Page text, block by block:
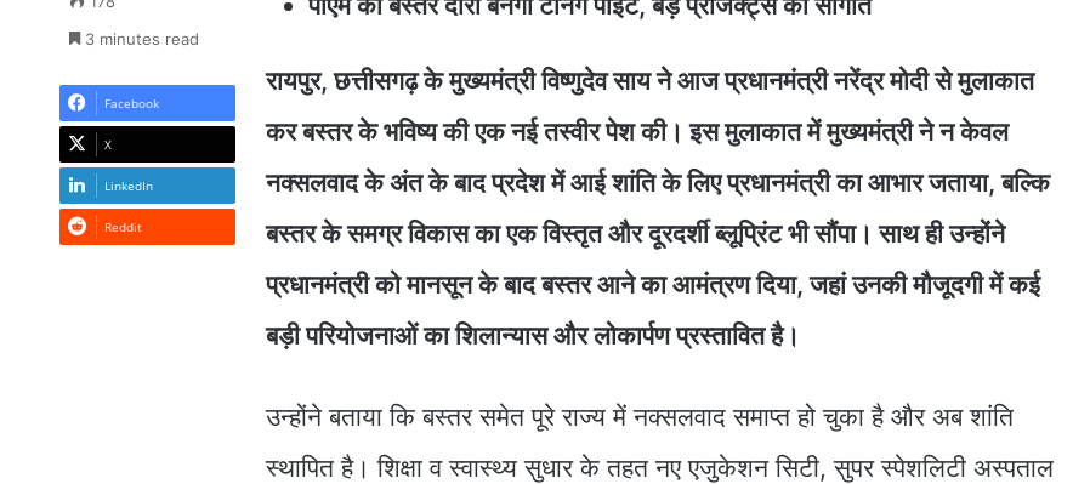
रायपुर, छत्तीसगढ़ के मुख्यमंत्री विष्णुदेव साय ने आज प्रधानमंत्री नरेंद्र मोदी से मुलाकात
कर बस्तर के भविष्य की एक नई तस्वीर पेश की। इस मुलाकात में मुख्यमंत्री ने न केवल
नक्सलवाद के अंत के बाद प्रदेश में आई शांति के लिए प्रधानमंत्री का आभार जताया, बल्कि
बस्तर के समग्र विकास का एक विस्तृत और दूरदर्शी ब्लूप्रिंट भी सौंपा। साथ ही उन्होंने
प्रधानमंत्री को मानसून के बाद बस्तर आने का आमंत्रण दिया, जहां उनकी मौजूदगी में कई
बड़ी परियोजनाओं का शिलान्यास और लोकार्पण प्रस्तावित है।
उन्होंने बताया कि बस्तर समेत पूरे राज्य में नक्सलवाद समाप्त हो चुका है और अब शांति
स्थापित है। शिक्षा व स्वास्थ्य सुधार के तहत नए एजुकेशन सिटी, सुपर स्पेशलिटी अस्पताल
3 minutes read
Facebook
X
LinkedIn
Reddit